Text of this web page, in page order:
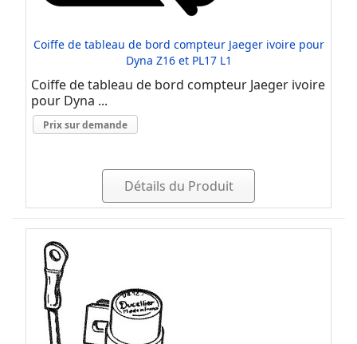
Coiffe de tableau de bord compteur Jaeger ivoire pour
Dyna Z16 et PL17 L1
Coiffe de tableau de bord compteur Jaeger ivoire
pour Dyna ...
Prix sur demande
Détails du Produit